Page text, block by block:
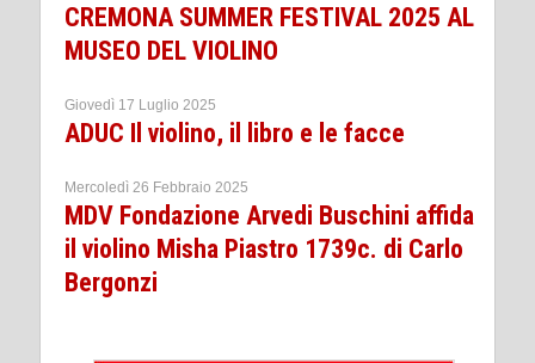
CREMONA SUMMER FESTIVAL 2025 AL
MUSEO DEL VIOLINO
Giovedì 17 Luglio 2025
ADUC Il violino, il libro e le facce
Mercoledì 26 Febbraio 2025
MDV Fondazione Arvedi Buschini affida
il violino Misha Piastro 1739c. di Carlo
Bergonzi